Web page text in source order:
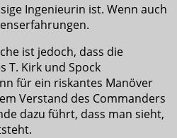
Ingenieurin ist. Wenn auch
ist jedoch, dass die
T. Kirk und Spock
für ein riskantes Manöver
Verstand des Commanders
dazu führt, dass man sieht,